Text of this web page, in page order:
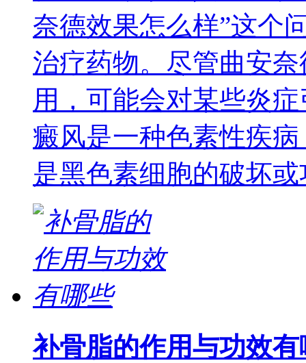
奈德效果怎么样”这个
治疗药物。尽管曲安
用，可能会对某些炎
癜风是一种色素性疾
是黑色素细胞的破坏
补骨脂的作用与功效有